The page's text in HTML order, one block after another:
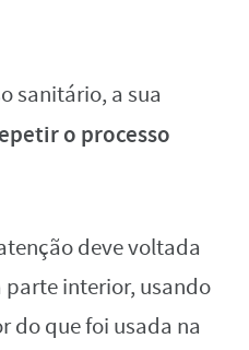
sanitário, a sua
o processo
deve voltada
interior, usando
do que foi usada na